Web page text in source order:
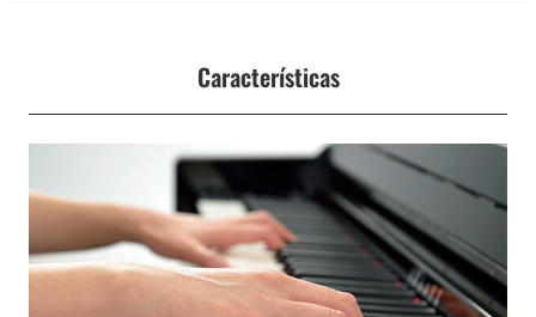
Características